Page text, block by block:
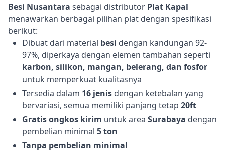
Besi Nusantara sebagai distributor Plat Kapal
menawarkan berbagai pilihan plat dengan spesifikasi
berikut:
Dibuat dari material besi dengan kandungan 92-
97%, diperkaya dengan elemen tambahan seperti
karbon, silikon, mangan, belerang, dan fosfor
untuk memperkuat kualitasnya
Tersedia dalam 16 jenis dengan ketebalan yang
bervariasi, semua memiliki panjang tetap 20ft
Gratis ongkos kirim untuk area Surabaya dengan
pembelian minimal 5 ton
Tanpa pembelian minimal